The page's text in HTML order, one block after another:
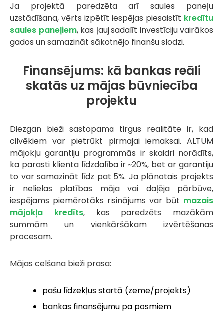
Ja projektā paredzēta arī saules paneļu
uzstādīšana, vērts izpētīt iespējas piesaistīt kredītu
saules paneļiem, kas ļauj sadalīt investīciju vairākos
gados un samazināt sākotnējo finanšu slodzi.
Finansējums: kā bankas reāli
skatās uz mājas būvniecība
projektu
Diezgan bieži sastopama tirgus realitāte ir, kad
cilvēkiem var pietrūkt pirmajai iemaksai. ALTUM
mājokļu garantiju programmās ir skaidri norādīts,
ka parasti klienta līdzdalība ir ~20%, bet ar garantiju
to var samazināt līdz pat 5%. Ja plānotais projekts
ir nelielas platības māja vai daļēja pārbūve,
iespējams piemērotāks risinājums var būt mazais
mājokļa kredīts, kas paredzēts mazākām
summām un vienkāršākam izvērtēšanas
procesam.
Mājas celšana bieži prasa:
pašu līdzekļus startā (zeme/projekts)
bankas finansējumu pa posmiem